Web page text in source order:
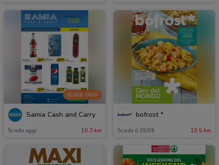
SCADE OGGI
Samia Cash and Carry
Scade oggi 10.3 km
bofrost *
Scade il 29/08 10.5 km